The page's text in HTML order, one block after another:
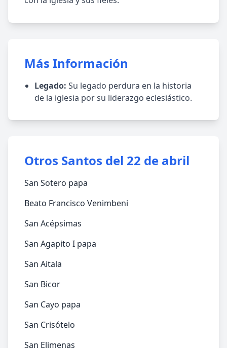
Más Información
Legado: Su legado perdura en la historia
de la iglesia por su liderazgo eclesiástico.
Otros Santos del 22 de abril
San Sotero papa
Beato Francisco Venimbeni
San Acépsimas
San Agapito I papa
San Aitala
San Bicor
San Cayo papa
San Crisótelo
San Elimenas